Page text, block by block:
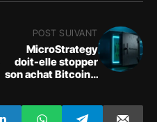
POST SUIVANT
MicroStrategy
doit-elle stopper
son achat Bitcoin ?